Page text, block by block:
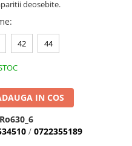
deosebite.
:
42 44
IN COS
Ro630_6
/ 0722355189